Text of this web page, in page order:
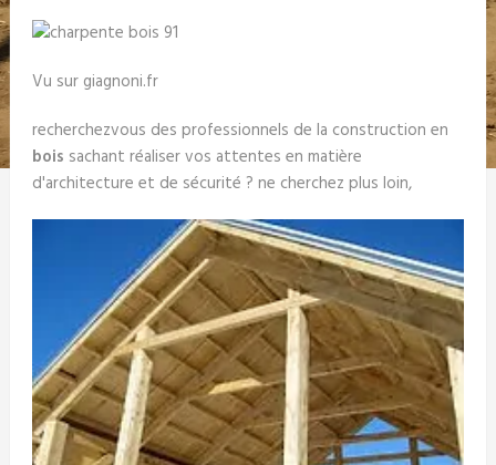
Vu sur giagnoni.fr
recherchezvous des professionnels de la construction en
bois sachant réaliser vos attentes en matière
d'architecture et de sécurité ? ne cherchez plus loin,